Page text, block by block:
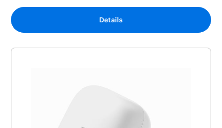
Details